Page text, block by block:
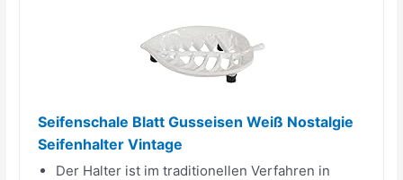
Seifenschale Blatt Gusseisen Weiß Nostalgie
Seifenhalter Vintage
Der Halter ist im traditionellen Verfahren in